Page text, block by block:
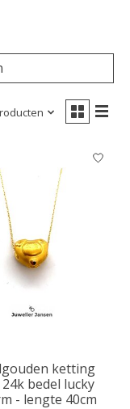
ketting
bedel lucky
- lengte 40cm